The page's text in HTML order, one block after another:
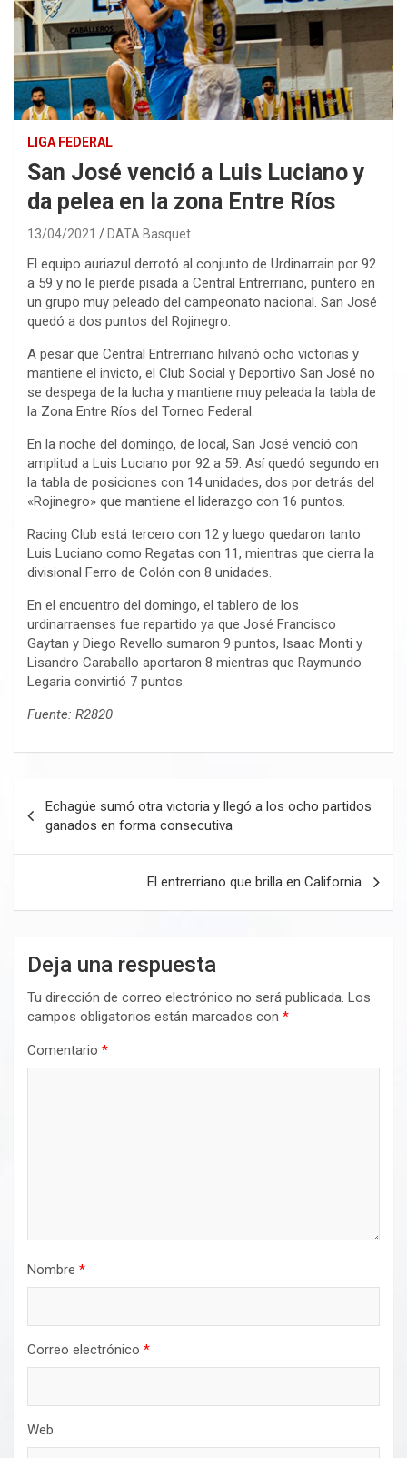
LIGA FEDERAL
San José venció a Luis Luciano y
da pelea en la zona Entre Ríos
13/04/2021 DATA Basquet
El equipo auriazul derrotó al conjunto de Urdinarrain por 92
a 59 y no le pierde pisada a Central Entrerriano, puntero en
un grupo muy peleado del campeonato nacional. San José
quedó a dos puntos del Rojinegro.
A pesar que Central Entrerriano hilvanó ocho victorias y
mantiene el invicto, el Club Social y Deportivo San José no
se despega de la lucha y mantiene muy peleada la tabla de
la Zona Entre Ríos del Torneo Federal.
En la noche del domingo, de local, San José venció con
amplitud a Luis Luciano por 92 a 59. Así quedó segundo en
la tabla de posiciones con 14 unidades, dos por detrás del
«Rojinegro» que mantiene el liderazgo con 16 puntos.
Racing Club está tercero con 12 y luego quedaron tanto
Luis Luciano como Regatas con 11, mientras que cierra la
divisional Ferro de Colón con 8 unidades.
En el encuentro del domingo, el tablero de los
urdinarraenses fue repartido ya que José Francisco
Gaytan y Diego Revello sumaron 9 puntos, Isaac Monti y
Lisandro Caraballo aportaron 8 mientras que Raymundo
Legaria convirtió 7 puntos.
Fuente: R2820
de
entradas
Echagüe sumó otra victoria y llegó a los ocho partidos
ganados en forma consecutiva
El entrerriano que brilla en California
Deja una respuesta
Tu dirección de correo electrónico no será publicada. Los
campos obligatorios están marcados con *
Comentario *
Nombre *
Correo electrónico *
Web